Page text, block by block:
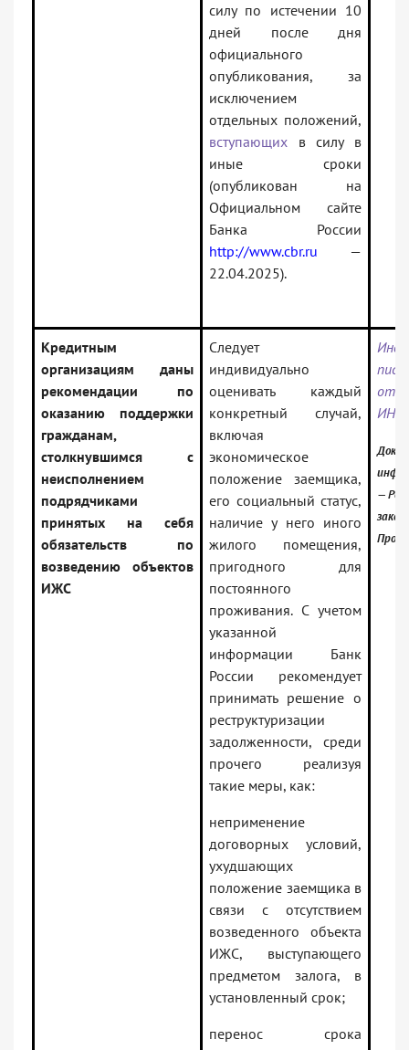
силу по истечении 10
дней после дня
официального
опубликования, за
исключением
отдельных положений,
вступающих в силу в
иные сроки
(опубликован на
Официальном сайте
Банка России
http://www.cbr.ru —
22.04.2025).
Кредитным
организациям даны
рекомендации по
оказанию поддержки
гражданам,
столкнувшимся с
неисполнением
подрядчиками
принятых на себя
обязательств по
возведению объектов
ИЖС
Следует
индивидуально
оценивать каждый
конкретный случай,
включая
экономическое
положение заемщика,
его социальный статус,
наличие у него иного
жилого помещения,
пригодного для
постоянного
проживания. С учетом
указанной
информации Банк
России рекомендует
принимать решение о
реструктуризации
задолженности, среди
прочего реализуя
такие меры, как:
неприменение
договорных условий,
ухудшающих
положение заемщика в
связи с отсутствием
возведенного объекта
ИЖС, выступающего
предметом залога, в
установленный срок;
перенос срока
от
ИН-
—
Проф)